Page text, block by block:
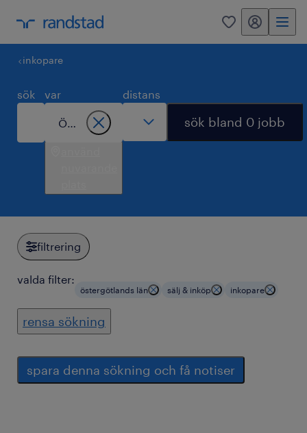
0 mitt randstad
inkopare
sök var distans
sök bland 0 jobb
filtrering
valda filter:
östergötlands län sälj & inköp inkopare
rensa sökning
spara denna sökning och få notiser